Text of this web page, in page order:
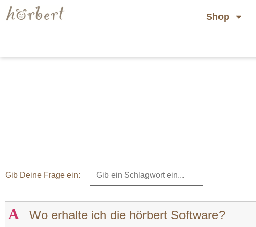
Shop
Gib Deine Frage ein:
A Wo erhalte ich die hörbert Software?